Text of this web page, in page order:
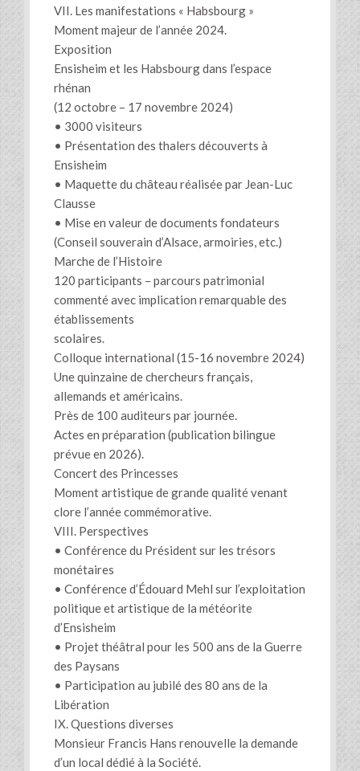
VII. Les manifestations « Habsbourg »
Moment majeur de l’année 2024.
Exposition
Ensisheim et les Habsbourg dans l’espace
rhénan
(12 octobre – 17 novembre 2024)
• 3000 visiteurs
• Présentation des thalers découverts à
Ensisheim
• Maquette du château réalisée par Jean-Luc
Clausse
• Mise en valeur de documents fondateurs
(Conseil souverain d’Alsace, armoiries, etc.)
Marche de l’Histoire
120 participants – parcours patrimonial
commenté avec implication remarquable des
établissements
scolaires.
Colloque international (15-16 novembre 2024)
Une quinzaine de chercheurs français,
allemands et américains.
Près de 100 auditeurs par journée.
Actes en préparation (publication bilingue
prévue en 2026).
Concert des Princesses
Moment artistique de grande qualité venant
clore l’année commémorative.
VIII. Perspectives
• Conférence du Président sur les trésors
monétaires
• Conférence d’Édouard Mehl sur l’exploitation
politique et artistique de la météorite
d’Ensisheim
• Projet théâtral pour les 500 ans de la Guerre
des Paysans
• Participation au jubilé des 80 ans de la
Libération
IX. Questions diverses
Monsieur Francis Hans renouvelle la demande
d’un local dédié à la Société.